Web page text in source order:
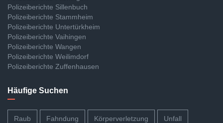
Polizeiberichte Sillenbuch
Polizeiberichte Stammheim
Polizeiberichte Untertürkheim
Polizeiberichte Vaihingen
Polizeiberichte Wangen
Polizeiberichte Weilimdorf
Polizeiberichte Zuffenhausen
Häufige Suchen
Raub Fahndung Körperverletzung Unfall